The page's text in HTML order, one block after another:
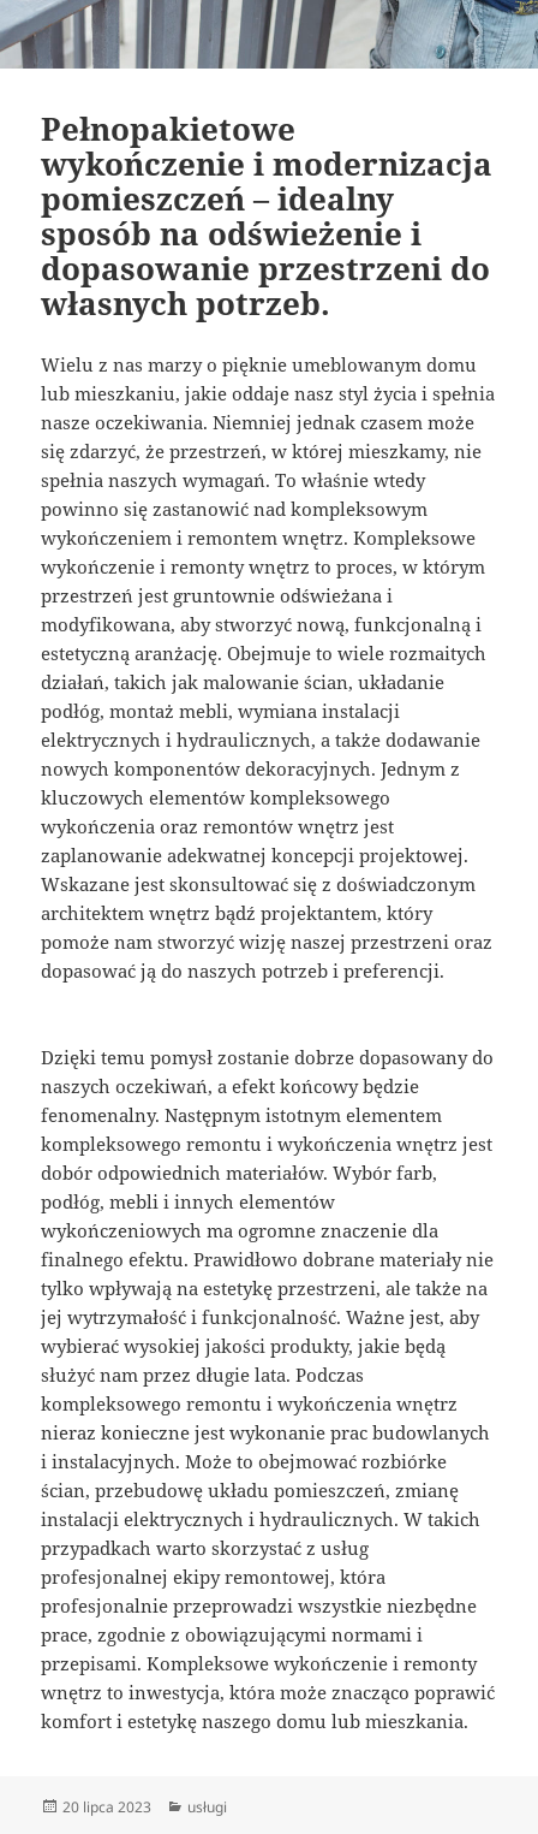
Pełnopakietowe
wykończenie i modernizacja
pomieszczeń – idealny
sposób na odświeżenie i
dopasowanie przestrzeni do
własnych potrzeb.
Wielu z nas marzy o pięknie umeblowanym domu
lub mieszkaniu, jakie oddaje nasz styl życia i spełnia
nasze oczekiwania. Niemniej jednak czasem może
się zdarzyć, że przestrzeń, w której mieszkamy, nie
spełnia naszych wymagań. To właśnie wtedy
powinno się zastanowić nad kompleksowym
wykończeniem i remontem wnętrz. Kompleksowe
wykończenie i remonty wnętrz to proces, w którym
przestrzeń jest gruntownie odświeżana i
modyfikowana, aby stworzyć nową, funkcjonalną i
estetyczną aranżację. Obejmuje to wiele rozmaitych
działań, takich jak malowanie ścian, układanie
podłóg, montaż mebli, wymiana instalacji
elektrycznych i hydraulicznych, a także dodawanie
nowych komponentów dekoracyjnych. Jednym z
kluczowych elementów kompleksowego
wykończenia oraz remontów wnętrz jest
zaplanowanie adekwatnej koncepcji projektowej.
Wskazane jest skonsultować się z doświadczonym
architektem wnętrz bądź projektantem, który
pomoże nam stworzyć wizję naszej przestrzeni oraz
dopasować ją do naszych potrzeb i preferencji.
Dzięki temu pomysł zostanie dobrze dopasowany do
naszych oczekiwań, a efekt końcowy będzie
fenomenalny. Następnym istotnym elementem
kompleksowego remontu i wykończenia wnętrz jest
dobór odpowiednich materiałów. Wybór farb,
podłóg, mebli i innych elementów
wykończeniowych ma ogromne znaczenie dla
finalnego efektu. Prawidłowo dobrane materiały nie
tylko wpływają na estetykę przestrzeni, ale także na
jej wytrzymałość i funkcjonalność. Ważne jest, aby
wybierać wysokiej jakości produkty, jakie będą
służyć nam przez długie lata. Podczas
kompleksowego remontu i wykończenia wnętrz
nieraz konieczne jest wykonanie prac budowlanych
i instalacyjnych. Może to obejmować rozbiórke
ścian, przebudowę układu pomieszczeń, zmianę
instalacji elektrycznych i hydraulicznych. W takich
przypadkach warto skorzystać z usług
profesjonalnej ekipy remontowej, która
profesjonalnie przeprowadzi wszystkie niezbędne
prace, zgodnie z obowiązującymi normami i
przepisami. Kompleksowe wykończenie i remonty
wnętrz to inwestycja, która może znacząco poprawić
komfort i estetykę naszego domu lub mieszkania.
Data
20 lipca 2023 Kategorie
usługi